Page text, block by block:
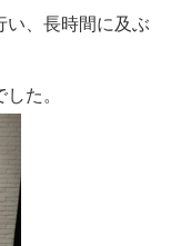
い、長時間に及ぶ
た。